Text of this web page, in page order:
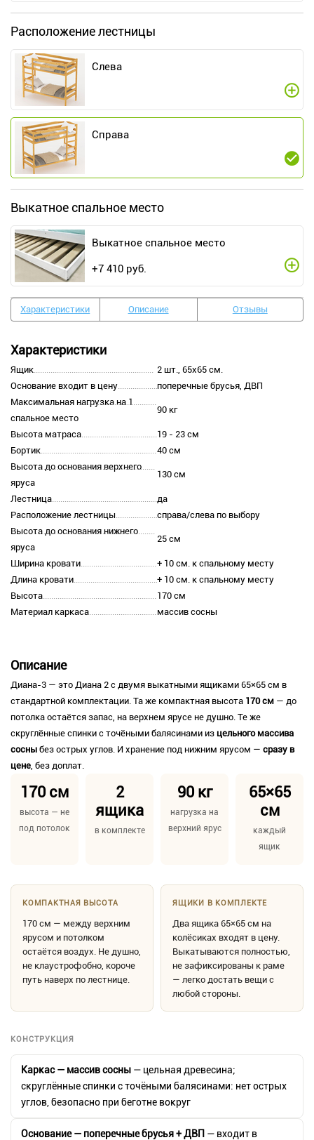
Расположение лестницы
Слева
Справа
Выкатное спальное место
Выкатное спальное место
+7 410 руб.
Характеристики Описание Отзывы
Характеристики
Ящик
2 шт., 65х65 см.
Основание входит в цену
поперечные брусья, ДВП
Максимальная нагрузка на 1
спальное место
90 кг
Высота матраса
19 - 23 см
Бортик
40 см
Высота до основания верхнего
яруса
130 см
Лестница
да
Расположение лестницы
справа/слева по выбору
Высота до основания нижнего
яруса
25 см
Ширина кровати
+ 10 см. к спальному месту
Длина кровати
+ 10 см. к спальному месту
Высота
170 см
Материал каркаса
массив сосны
Описание
Диана-3 — это Диана 2 с двумя выкатными ящиками 65×65 см в
стандартной комплектации. Та же компактная высота 170 см — до
потолка остаётся запас, на верхнем ярусе не душно. Те же
скруглённые спинки с точёными балясинами из цельного массива
сосны без острых углов. И хранение под нижним ярусом — сразу в
цене , без доплат.
170 см
высота — не
под потолок
2
ящика
в комплекте
90 кг
нагрузка на
верхний ярус
65×65
см
каждый
ящик
КОМПАКТНАЯ ВЫСОТА
170 см — между верхним
ярусом и потолком
остаётся воздух. Не душно,
не клаустрофобно, короче
путь наверх по лестнице.
ЯЩИКИ В КОМПЛЕКТЕ
Два ящика 65×65 см на
колёсиках входят в цену.
Выкатываются полностью,
не зафиксированы к раме
— легко достать вещи с
любой стороны.
КОНСТРУКЦИЯ
Каркас — массив сосны — цельная древесина;
скруглённые спинки с точёными балясинами: нет острых
углов, безопасно при беготне вокруг
Основание — поперечные брусья + ДВП — входит в